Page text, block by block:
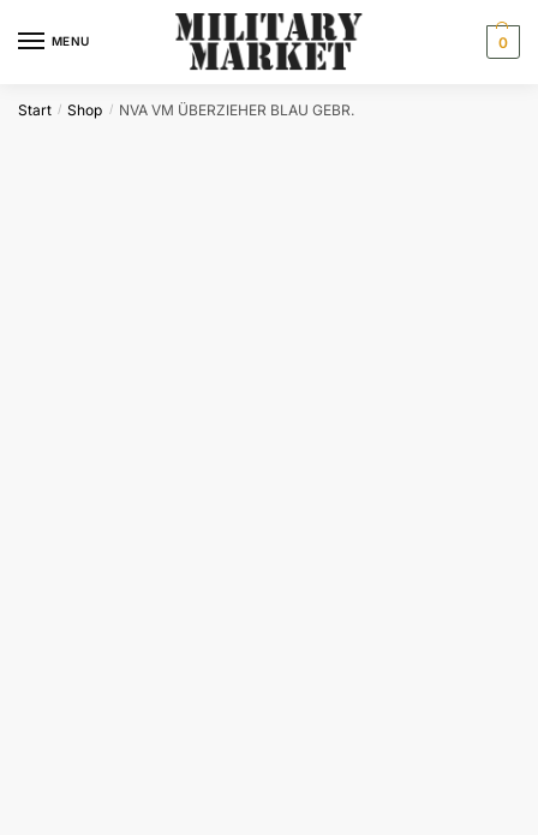
MENU 0
Start / Shop / NVA VM ÜBERZIEHER BLAU GEBR.